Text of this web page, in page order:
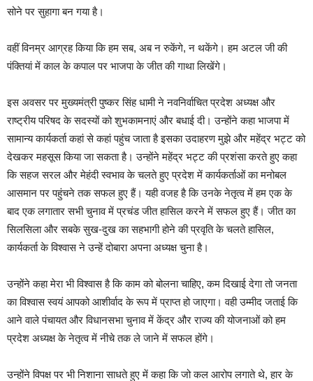
सोने पर सुहागा बन गया है।
वहीं विनम्र आग्रह किया कि हम सब, अब न रुकेंगे, न थकेंगे। हम अटल जी की
पंक्तियां में काल के कपाल पर भाजपा के जीत की गाथा लिखेंगे।
इस अवसर पर मुख्यमंत्री पुष्कर सिंह धामी ने नवनिर्वाचित प्रदेश अध्यक्ष और
राष्ट्रीय परिषद के सदस्यों को शुभकामनाएं और बधाई दी। उन्होंने कहा भाजपा में
सामान्य कार्यकर्ता कहां से कहां पहुंच जाता है इसका उदाहरण मुझे और महेंद्र भट्ट को
देखकर महसूस किया जा सकता है। उन्होंने महेंद्र भट्ट की प्रशंसा करते हुए कहा
कि सहज सरल और मेहंदी स्वभाव के चलते हुए प्रदेश में कार्यकर्ताओं का मनोबल
आसमान पर पहुंचने तक सफल हुए हैं। यही वजह है कि उनके नेतृत्व में हम एक के
बाद एक लगातार सभी चुनाव में प्रचंड जीत हासिल करने में सफल हुए हैं। जीत का
सिलसिला और सबके सुख-दुख का सहभागी होने की प्रवृति के चलते हासिल,
कार्यकर्ता के विश्वास ने उन्हें दोबारा अपना अध्यक्ष चुना है।
उन्होंने कहा मेरा भी विश्वास है कि काम को बोलना चाहिए, कम दिखाई देगा तो जनता
का विश्वास स्वयं आपको आशीर्वाद के रूप में प्राप्त हो जाएगा। वही उम्मीद जताई कि
आने वाले पंचायत और विधानसभा चुनाव में केंद्र और राज्य की योजनाओं को हम
प्रदेश अध्यक्ष के नेतृत्व में नीचे तक ले जाने में सफल होंगे।
उन्होंने विपक्ष पर भी निशाना साधते हुए में कहा कि जो कल आरोप लगाते थे, हार के